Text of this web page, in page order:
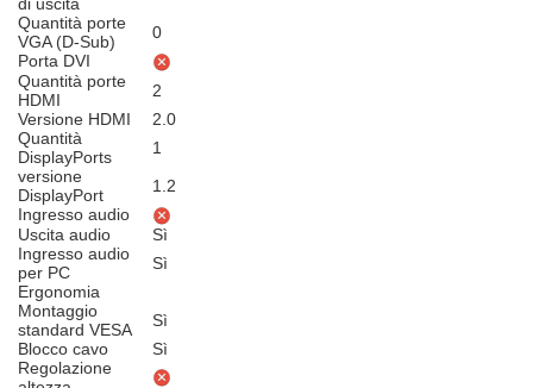
Quantità porte
VGA (D-Sub)
0
Porta DVI
Quantità porte
HDMI
2
Versione HDMI
2.0
Quantità
DisplayPorts
1
versione
DisplayPort
1.2
Ingresso audio
Uscita audio
Sì
Ingresso audio
per PC
Sì
Ergonomia
Montaggio
standard VESA
Sì
Blocco cavo
Sì
Regolazione